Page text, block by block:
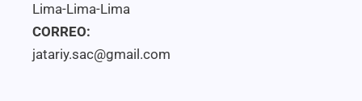
Lima-Lima-Lima
CORREO:
jatariy.sac@gmail.com